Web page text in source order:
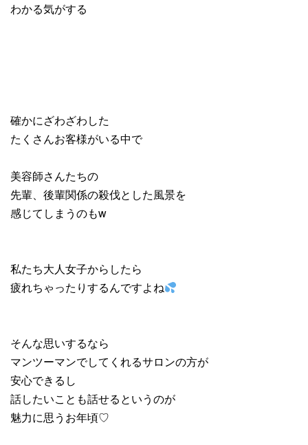
わかる気がする
確かにざわざわした
たくさんお客様がいる中で
美容師さんたちの
先輩、後輩関係の殺伐とした風景を
感じてしまうのもw
私たち大人女子からしたら
疲れちゃったりするんですよね
そんな思いするなら
マンツーマンでしてくれるサロンの方が
安心できるし
話したいことも話せるというのが
魅力に思うお年頃♡